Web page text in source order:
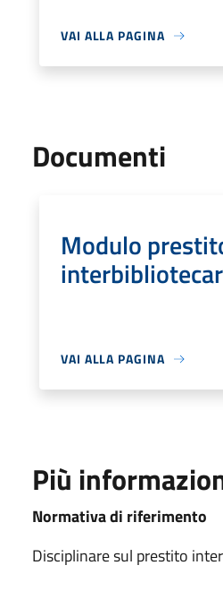
VAI ALLA PAGINA
Documenti
Modulo
VAI ALLA PAGINA
Più
Normativa di riferimento
Disciplinare sul prestito